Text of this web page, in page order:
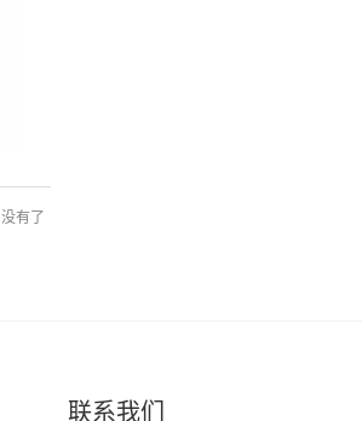
没有了
联系我们